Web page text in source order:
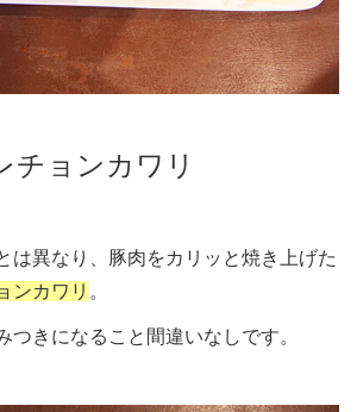
チョンカワリ
は異なり、豚肉をカリッと焼き上げた
ンカワリ 。
つきになること間違いなしです。